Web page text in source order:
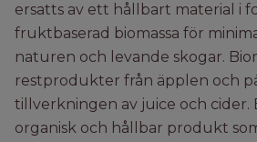
ersatts av ett hållbart material i
fruktbaserad biomassa för
naturen och levande skogar.
restprodukter från äpplen och
tillverkningen av juice och cider.
organisk och hållbar produkt